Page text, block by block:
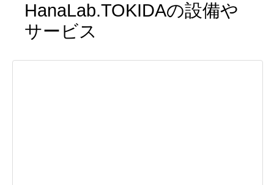
HanaLab.TOKIDAの設備や
サービス